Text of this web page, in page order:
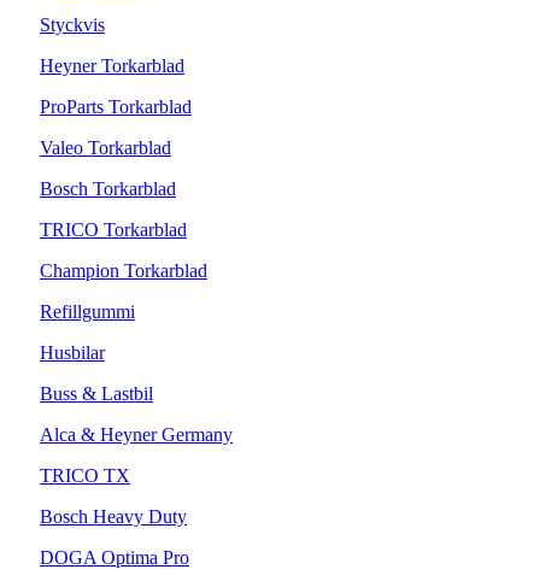
Styckvis
Heyner Torkarblad
ProParts Torkarblad
Valeo Torkarblad
Bosch Torkarblad
TRICO Torkarblad
Champion Torkarblad
Refillgummi
Husbilar
Buss & Lastbil
Alca & Heyner Germany
TRICO TX
Bosch Heavy Duty
DOGA Optima Pro